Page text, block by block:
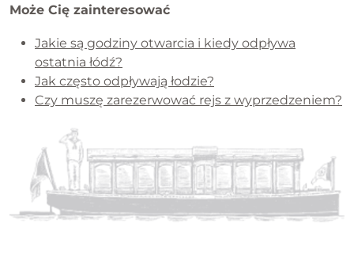
Może Cię zainteresować
Jakie są godziny otwarcia i kiedy odpływa
ostatnia łódź?
Jak często odpływają łodzie?
Czy muszę zarezerwować rejs z wyprzedzeniem?